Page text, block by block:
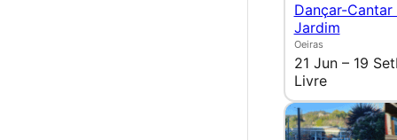
Dançar-
Jardim
Oeiras
21 Jun – 19 Set
Livre